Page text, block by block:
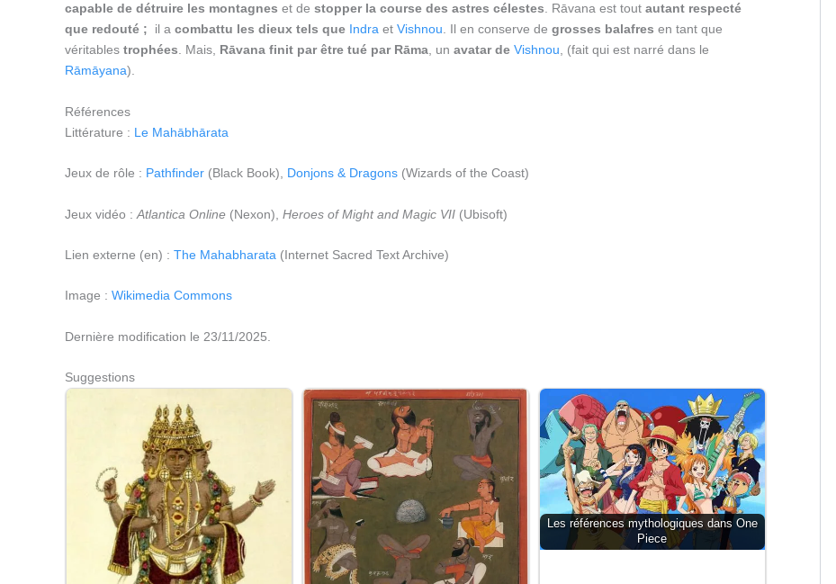
capable de détruire les montagnes et de stopper la course des astres célestes. Rāvana est tout autant respecté
que redouté ;
il a combattu les dieux tels que Indra et Vishnou. Il en conserve de grosses balafres en tant que
véritables trophées. Mais, Rāvana finit par être tué par Rāma, un avatar de Vishnou, (fait qui est narré dans le
Rāmāyana).
Références
Littérature : Le Mahābhārata
Jeux de rôle : Pathfinder (Black Book), Donjons & Dragons (Wizards of the Coast)
Jeux vidéo : Atlantica Online (Nexon), Heroes of Might and Magic VII (Ubisoft)
Lien externe (en) : The Mahabharata (Internet Sacred Text Archive)
Image : Wikimedia Commons
Dernière modification le 23/11/2025.
Suggestions
Les références mythologiques dans One
Piece